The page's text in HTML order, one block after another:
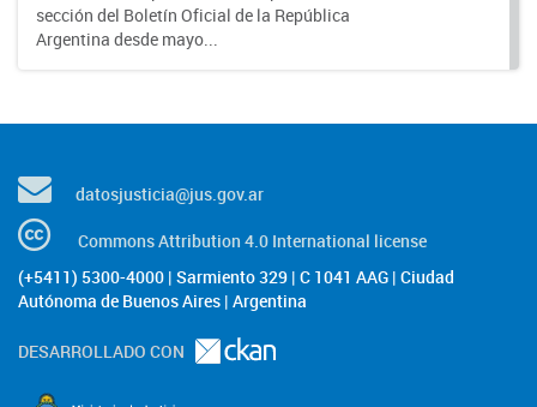
sección del Boletín Oficial de la República
Argentina desde mayo...
datosjusticia@jus.gov.ar
Commons Attribution 4.0 International license
(+5411) 5300-4000 | Sarmiento 329 | C 1041 AAG | Ciudad
Autónoma de Buenos Aires | Argentina
DESARROLLADO CON